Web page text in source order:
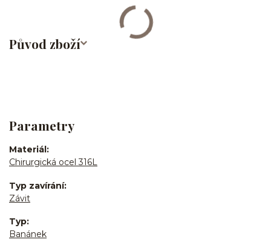
Původ zboží
Parametry
Materiál
Chirurgická ocel 316L
Typ zavírání
Závit
Typ
Banánek